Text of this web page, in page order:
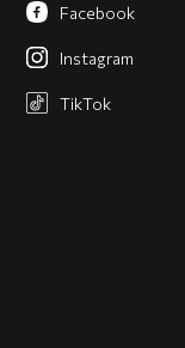
Facebook
Instagram
TikTok